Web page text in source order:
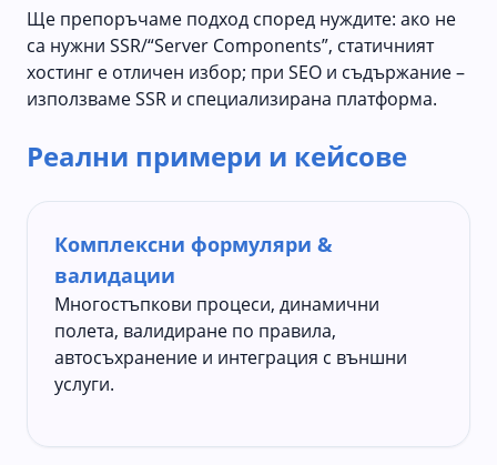
Ще препоръчаме подход според нуждите: ако не
са нужни SSR/“Server Components”, статичният
хостинг е отличен избор; при SEO и съдържание –
използваме SSR и специализирана платформа.
Реални примери и кейсове
Комплексни формуляри &
валидации
Многостъпкови процеси, динамични
полета, валидиране по правила,
автосъхранение и интеграция с външни
услуги.